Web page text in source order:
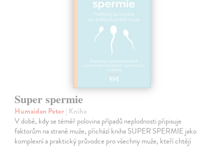
Super spermie
Humaidan Peter| Kniha
V době, kdy se téměř polovina případů neplodnosti připisuje
faktorům na straně muže, přichází kniha SUPER SPERMIE jako
komplexní a praktický průvodce pro všechny muže, kteří chtějí